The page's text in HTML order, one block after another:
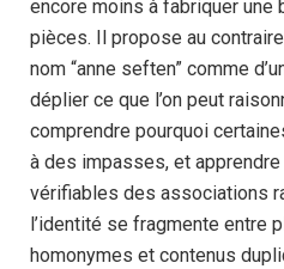
encore moins à fabriquer une
pièces. Il propose au
nom “anne seften” comme
déplier ce que l’on peut
comprendre pourquoi
à des impasses, et
vérifiables des associations
l’identité se fragmente entre
homonymes et contenus